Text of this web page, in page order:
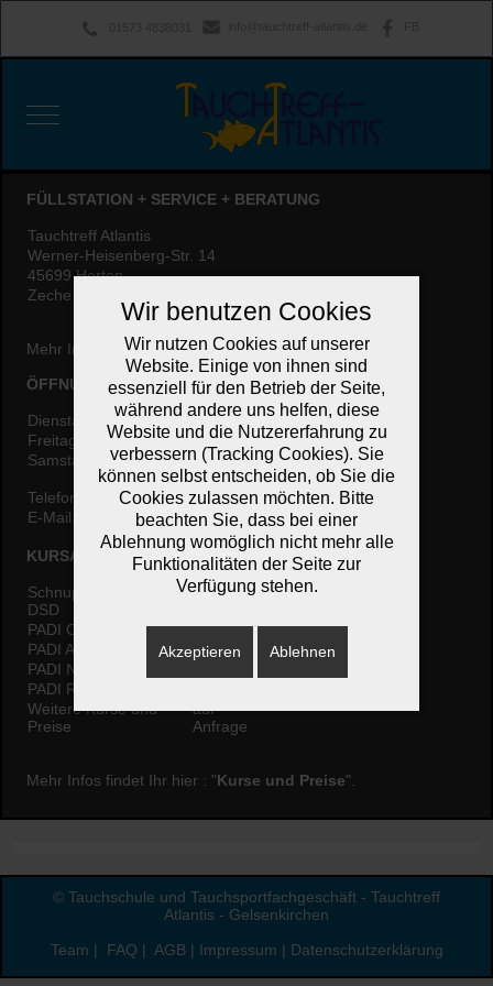
Mobile Menu Toggle
FÜLLSTATION + SERVICE + BERATUNG
Tauchtreff Atlantis
Werner-Heisenberg-Str. 14
45699 Herten
Zeche Ewald - Beim RVR-Besucherzentrum Hoheward
Mehr Infos findet Ihr hier : "Service" und "Verleih
ÖFFNUNGSZEITEN
Dienstag:
16:30 - 17:30 Uhr
Freitag:
16:30 - 17:30 Uhr
Samstag:
12:00 - 13:30 Uhr
Telefon:
0157 34838031
E-Mail:
info@tauchtreff-atlantis.de
KURSANGEBOTE
Schnuppertauchen
DSD
59,00 €
PADI OWD
639,00 €
PADI AOWD
449,00 €
PADI Nitrox
PADI Rescue
Weitere Kurse und
Preise
auf
Anfrage
Mehr Infos findet Ihr hier : "Kurse und Preise".
© Tauchschule und Tauchsportfachgeschäft - Tauchtreff
Atlantis - Gelsenkirchen
Team | FAQ | AGB| Impressum | Datenschutzerklärung
Wir benutzen Cookies
Wir nutzen Cookies auf unserer
Website. Einige von ihnen sind
essenziell für den Betrieb der Seite,
während andere uns helfen, diese
Website und die Nutzererfahrung zu
verbessern (Tracking Cookies). Sie
können selbst entscheiden, ob Sie die
Cookies zulassen möchten. Bitte
beachten Sie, dass bei einer
Ablehnung womöglich nicht mehr alle
Funktionalitäten der Seite zur
Verfügung stehen.
Akzeptieren Ablehnen